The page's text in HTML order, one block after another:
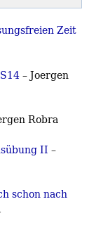
Zeit
–Joergen
Robra
II –
schon nach